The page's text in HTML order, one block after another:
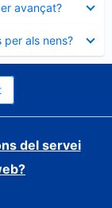
avançat?
per als nens?
del servei